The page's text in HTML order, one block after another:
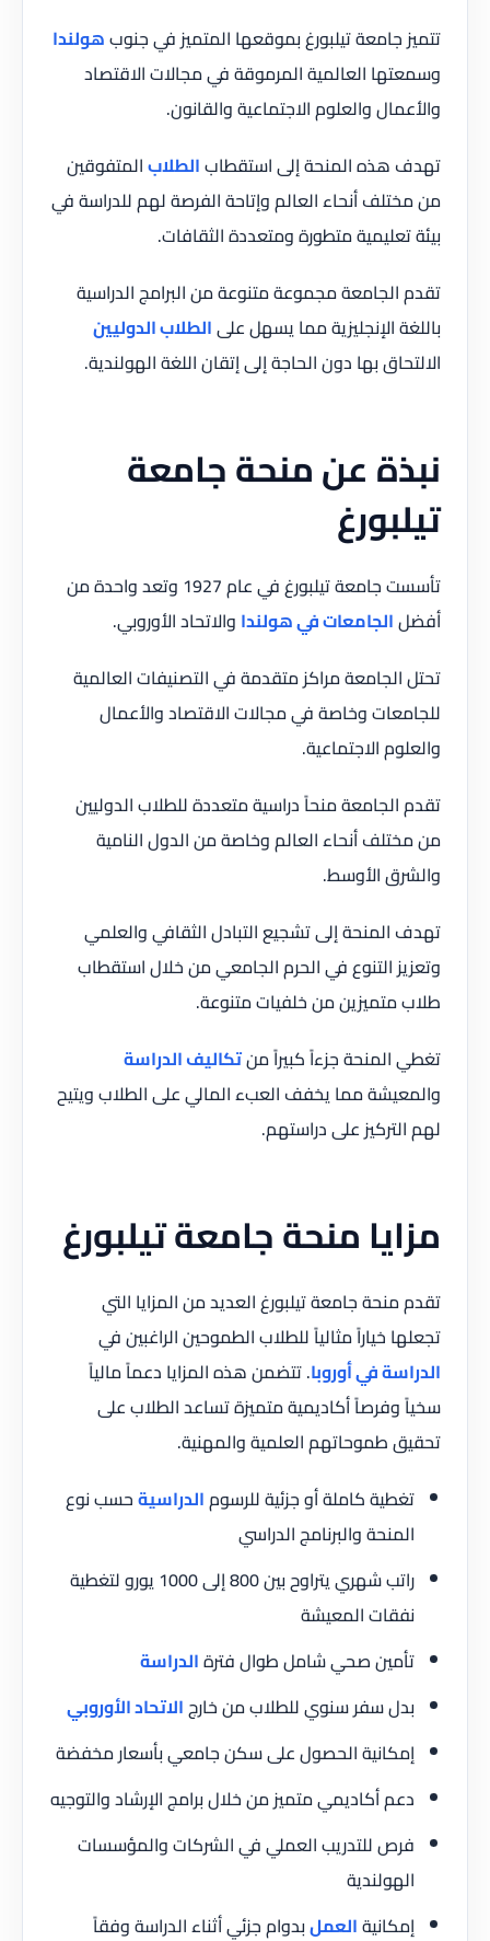
تتميز جامعة تيلبورغ بموقعها المتميز في جنوبهولندا
وسمعتها العالمية المرموقة في مجالات الاقتصاد
والأعمال والعلوم الاجتماعية والقانون.
تهدف هذه المنحة إلى استقطابالطلابالمتفوقين
من مختلف أنحاء العالم وإتاحة الفرصة لهم للدراسة في
بيئة تعليمية متطورة ومتعددة الثقافات.
تقدم الجامعة مجموعة متنوعة من البرامج الدراسية
باللغة الإنجليزية مما يسهل علىالطلاب الدوليين
الالتحاق بها دون الحاجة إلى إتقان اللغة الهولندية.
نبذة عن منحة جامعة
تيلبورغ
تأسست جامعة تيلبورغ في عام 1927 وتعد واحدة من
أفضلالجامعات في هولندا والاتحاد الأوروبي.
تحتل الجامعة مراكز متقدمة في التصنيفات العالمية
للجامعات وخاصة في مجالات الاقتصاد والأعمال
والعلوم الاجتماعية.
تقدم الجامعة منحاً دراسية متعددة للطلاب الدوليين
من مختلف أنحاء العالم وخاصة من الدول النامية
والشرق الأوسط.
تهدف المنحة إلى تشجيع التبادل الثقافي والعلمي
وتعزيز التنوع في الحرم الجامعي من خلال استقطاب
طلاب متميزين من خلفيات متنوعة.
تغطي المنحة جزءاً كبيراً منتكاليف الدراسة
والمعيشة مما يخفف العبء المالي على الطلاب ويتيح
لهم التركيز على دراستهم.
مزايا منحة جامعة تيلبورغ
تقدم منحة جامعة تيلبورغ العديد من المزايا التي
تجعلها خياراً مثالياً للطلاب الطموحين الراغبين في
الدراسة في أوروبا. تتضمن هذه المزايا دعماً مالياً
سخياً وفرصاً أكاديمية متميزة تساعد الطلاب على
تحقيق طموحاتهم العلمية والمهنية.
تغطية كاملة أو جزئية للرسومالدراسيةحسب نوع
المنحة والبرنامج الدراسي
راتب شهري يتراوح بين 800 إلى 1000 يورو لتغطية
نفقات المعيشة
تأمين صحي شامل طوال فترةالدراسة
بدل سفر سنوي للطلاب من خارجالاتحاد الأوروبي
إمكانية الحصول على سكن جامعي بأسعار مخفضة
دعم أكاديمي متميز من خلال برامج الإرشاد والتوجيه
فرص للتدريب العملي في الشركات والمؤسسات
الهولندية
إمكانيةالعملبدوام جزئي أثناء الدراسة وفقاً